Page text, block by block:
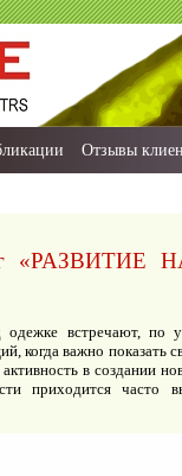
Отзывы
одежке встречают,
когда важно
в создании
приходится часто